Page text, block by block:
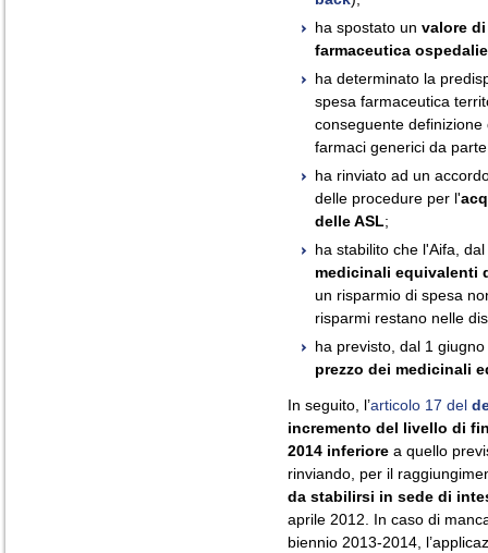
ha spostato un valore
farmaceutica
ha determinato la
spesa farmaceutica
conseguente
farmaci generici da
ha rinviato ad un
delle procedure per l'
delle ASL;
ha stabilito che l'Aifa,
medicinali equivalenti
un risparmio di spesa
risparmi restano nelle
ha previsto, dal 1
prezzo dei medicinali
In seguito, l’articolo 17 del
incremento del livello di
2014 inferiore a quello
rinviando, per il
da stabilirsi in sede di
aprile 2012. In caso di
biennio 2013-2014,